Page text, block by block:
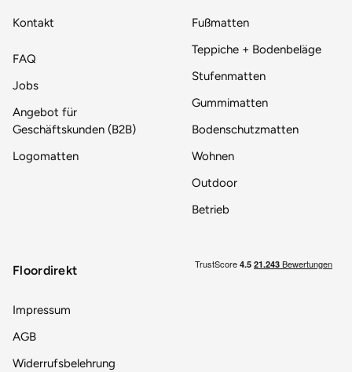
Kontakt
FAQ
Jobs
Angebot für
Geschäftskunden (B2B)
Logomatten
Fußmatten
Teppiche + Bodenbeläge
Stufenmatten
Gummimatten
Bodenschutzmatten
Wohnen
Outdoor
Betrieb
Floordirekt
Impressum
AGB
Widerrufsbelehrung